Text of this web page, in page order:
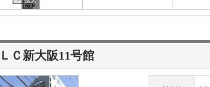
Ｃ新大阪11号館